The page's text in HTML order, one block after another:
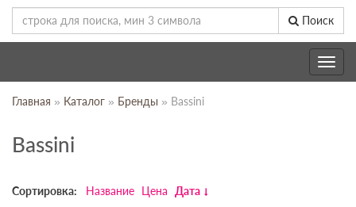
Поиск
Toggle
Главная » Каталог » Бренды » Bassini
Bassini
Сортировка: Название Цена Дата